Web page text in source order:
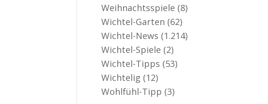
Weihnachtsspiele (8)
Wichtel-Garten (62)
Wichtel-News (1.214)
Wichtel-Spiele (2)
Wichtel-Tipps (53)
Wichtelig (12)
Wohlfühl-Tipp (3)